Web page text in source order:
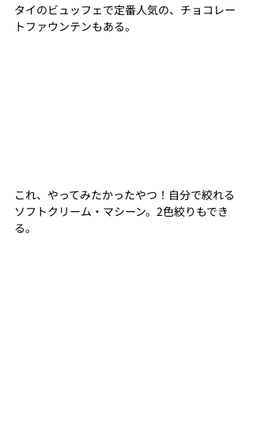
タイのビュッフェで定番人気の、チョコレー
トファウンテンもある。
これ、やってみたかったやつ！自分で絞れる
ソフトクリーム・マシーン。2色絞りもでき
る。